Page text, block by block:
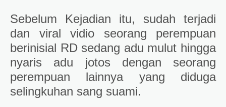
Sebelum Kejadian itu, sudah terjadi
dan viral vidio seorang perempuan
berinisial RD sedang adu mulut hingga
nyaris adu jotos dengan seorang
perempuan lainnya yang diduga
selingkuhan sang suami.